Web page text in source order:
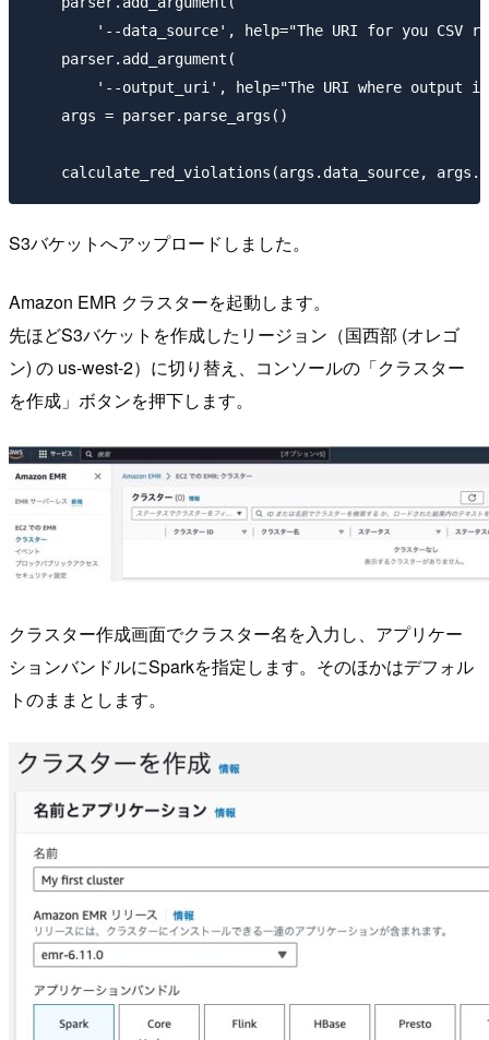
'--data_source', help="The URI for you CSV
    parser.add_argument(
'--output_uri', help="The URI where output
    args = parser.parse_args()
S3バケットへアップロードしました。
Amazon EMR クラスターを起動します。
先ほどS3バケットを作成したリージョン（国西部 (オレゴ
ン) の us-west-2）に切り替え、コンソールの「クラスター
を作成」ボタンを押下します。
クラスター作成画面でクラスター名を入力し、アプリケー
ションバンドルにSparkを指定します。そのほかはデフォル
トのままとします。